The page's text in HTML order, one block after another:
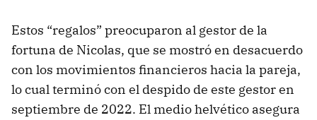
Estos “regalos” preocuparon al gestor de la
fortuna de Nicolas, que se mostró en desacuerdo
con los movimientos financieros hacia la pareja,
lo cual terminó con el despido de este gestor en
septiembre de 2022. El medio helvético asegura